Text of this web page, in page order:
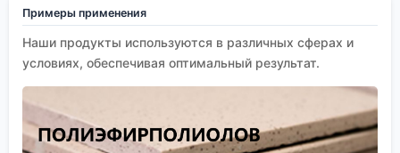
Примеры применения
Наши продукты используются в различных сферах и
условиях, обеспечивая оптимальный результат.